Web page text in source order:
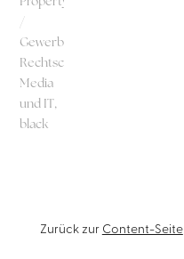
Zurück zur Content-Seite